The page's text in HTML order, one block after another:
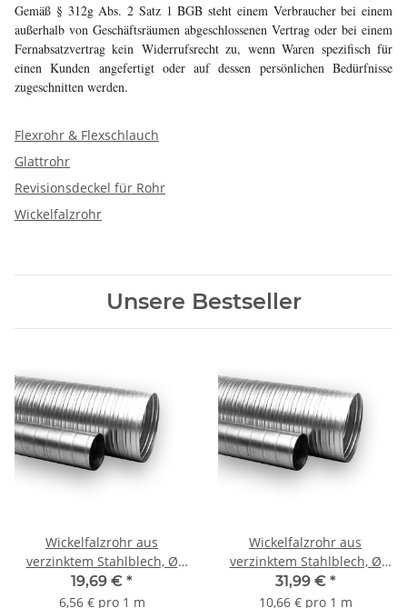
Gemäß § 312g Abs. 2 Satz 1 BGB steht einem Verbraucher bei einem
außerhalb von Geschäftsräumen abgeschlossenen Vertrag oder bei einem
Fernabsatzvertrag kein Widerrufsrechtzu, wenn Waren spezifisch für
einen Kunden angefertigt oder auf dessen persönlichen Bedürfnisse
zugeschnitten werden.
Flexrohr & Flexschlauch
Glattrohr
Revisionsdeckel für Rohr
Wickelfalzrohr
Unsere Bestseller
Wickelfalzrohr aus
verzinktem Stahlblech, Ø
100-400 m, WFR, 3 m
19,69 € *
6,56 € pro 1 m
Wickelfalzrohr aus
verzinktem Stahlblech, Ø
160 mm, 3 m, WFR
31,99 € *
10,66 € pro 1 m